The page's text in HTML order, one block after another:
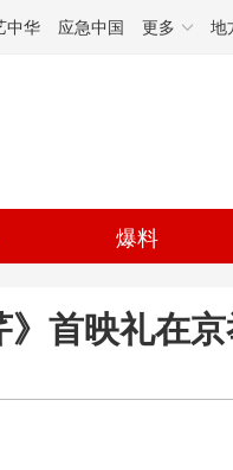
中华 应急中国 更多 地
爆料
首映礼在